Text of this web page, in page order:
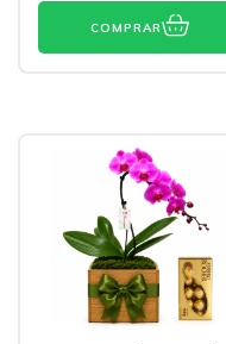
COMPRAR